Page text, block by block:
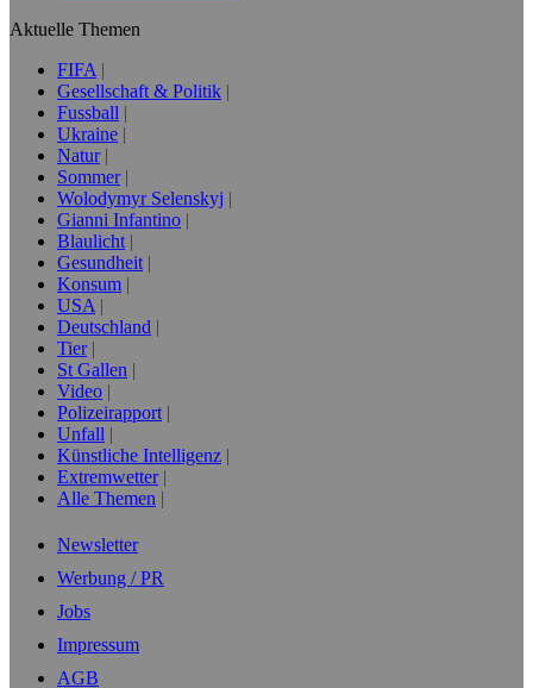
Aktuelle Themen
FIFA
Gesellschaft & Politik
Fussball
Ukraine
Natur
Sommer
Wolodymyr Selenskyj
Gianni Infantino
Blaulicht
Gesundheit
Konsum
USA
Deutschland
Tier
St Gallen
Video
Polizeirapport
Unfall
Künstliche Intelligenz
Extremwetter
Alle Themen
Newsletter
Werbung / PR
Jobs
Impressum
AGB